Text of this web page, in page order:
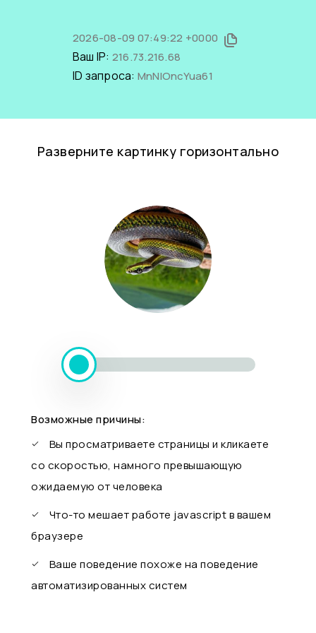
2026-08-09 07:49:22 +0000
Ваш IP: 216.73.216.68
ID запроса: MnNlOncYua61
Разверните картинку горизонтально
Возможные причины:
Вы просматриваете страницы и кликаете
со скоростью, намного превышающую
ожидаемую от человека
Что-то мешает работе javascript в вашем
браузере
Ваше поведение похоже на поведение
автоматизированных систем